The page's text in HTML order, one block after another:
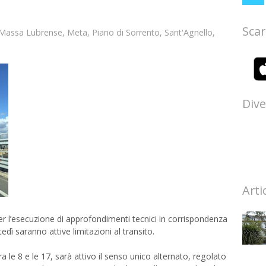
Lubrense, Meta, Piano di Sorrento, Sant'Agnello,
l’esecuzione di approfondimenti tecnici in corrispondenza
saranno attive limitazioni al transito.
le 8 e le 17, sarà attivo il senso unico alternato, regolato